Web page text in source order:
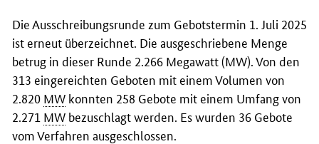
Die Ausschreibungsrunde zum Gebotstermin 1. Juli 2025
ist erneut überzeichnet. Die ausgeschriebene Menge
betrug in dieser Runde 2.266 Megawatt (MW). Von den
313 eingereichten Geboten mit einem Volumen von
2.820 MW konnten 258 Gebote mit einem Umfang von
2.271 MW bezuschlagt werden. Es wurden 36 Gebote
vom Verfahren ausgeschlossen.